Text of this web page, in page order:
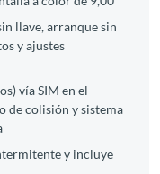
llave, arranque sin
y ajustes
vía SIM en el
de colisión y sistema
y incluye